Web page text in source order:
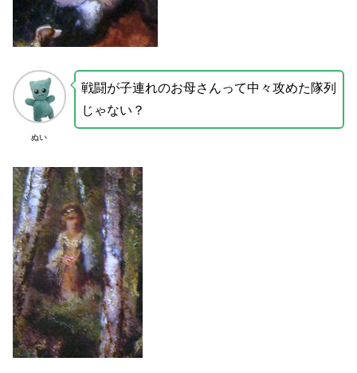
ぬい
戦闘が子連れのお母さんって中々攻めた隊列
じゃない？